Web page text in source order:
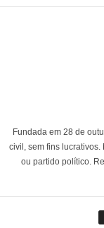
Fundada em 28 de
civil, sem fins
ou partido político.